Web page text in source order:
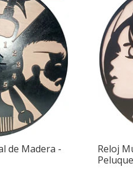
de Madera -
Reloj